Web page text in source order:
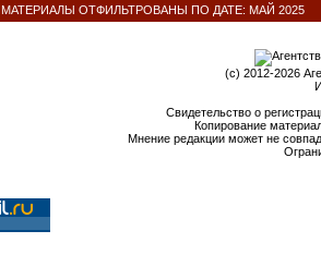
МАТЕРИАЛЫ ОТФИЛЬТРОВАНЫ ПО ДАТЕ: МАЙ 2025
(c) 2012-2026
Свидетельство о
Копирование
Мнение редакции может не